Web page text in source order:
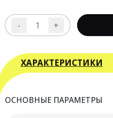
-
Количество
Фильтр
масляный
двигателя
вилочного
+
ХАРАКТЕРИСТИКИ
ОСНОВНЫЕ ПАРАМЕТРЫ